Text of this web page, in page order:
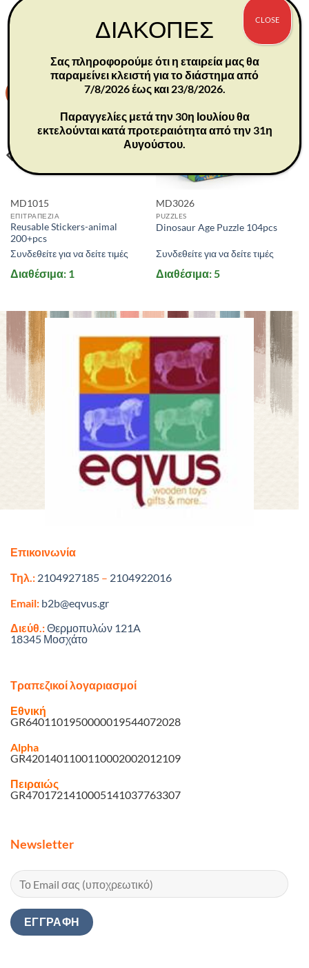
ΣΧΕΤΙΚΆ ΠΡΟΪΌΝΤΑ
MD1015
ΕΠΙΤΡΑΠΕΖΙΑ
Reusable Stickers-animal
200+pcs
Συνδεθείτε για να δείτε τιμές
Διαθέσιμα: 1
-30%
MD3026
PUZZLES
Dinosaur Age Puzzle 104pcs
Συνδεθείτε για να δείτε τιμές
Διαθέσιμα: 5
Επικοινωνία
Τηλ.: 2104927185 – 2104922016
Email: b2b@eqvus.gr
Διεύθ.:Θερμοπυλών 121A
18345 Μοσχάτο
Τραπεζικοί λογαριασμοί
Εθνική
GR6401101950000019544072028
Alpha
GR4201401100110002002012109
Πειραιώς
GR4701721410005141037763307
Newsletter
ΔΙΑΚΟΠΕΣ
Σας πληροφορούμε ότι η εταιρεία μας θα
παραμείνει κλειστή για το διάστημα από
7/8/2026 έως και 23/8/2026.
Παραγγελίες μετά την 30η Ιουλίου θα
εκτελούνται κατά προτεραιότητα από την 31η
Αυγούστου.
CLOSE